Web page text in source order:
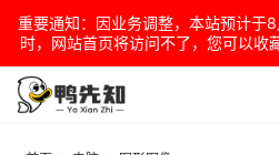
重要通知：因业务调整，本站预计于
时，网站首页将访问不了，您可以收
站！